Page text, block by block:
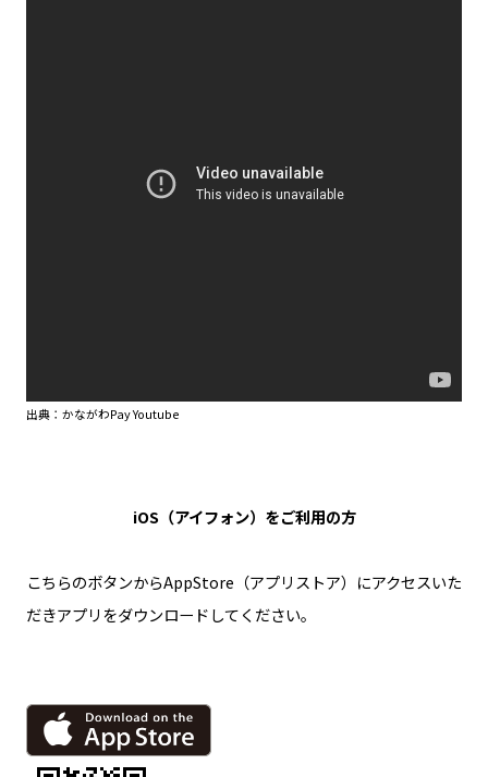
出典：かながわPay Youtube
iOS（アイフォン）をご利用の方
こちらのボタンからAppStore（アプリストア）にアクセスいた
だきアプリをダウンロードしてください。